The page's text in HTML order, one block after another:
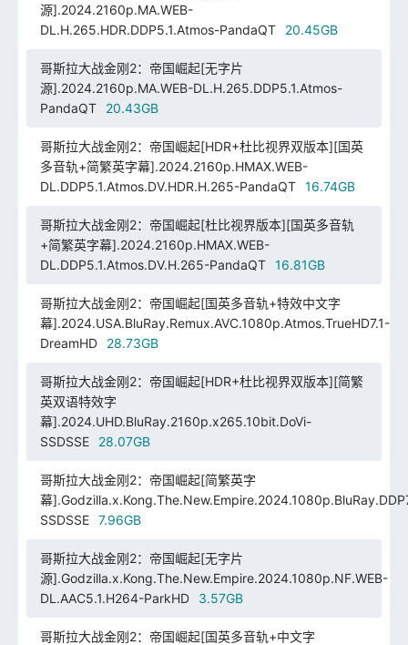
源].2024.2160p.MA.WEB-
DL.H.265.HDR.DDP5.1.Atmos-PandaQT
20.45GB
哥斯拉大战金刚2：帝国崛起[无字片
源].2024.2160p.MA.WEB-DL.H.265.DDP5.1.Atmos-
PandaQT
20.43GB
哥斯拉大战金刚2：帝国崛起[HDR+杜比视界双版本][国英
多音轨+简繁英字幕].2024.2160p.HMAX.WEB-
DL.DDP5.1.Atmos.DV.HDR.H.265-PandaQT
16.74GB
哥斯拉大战金刚2：帝国崛起[杜比视界版本][国英多音轨
+简繁英字幕].2024.2160p.HMAX.WEB-
DL.DDP5.1.Atmos.DV.H.265-PandaQT
16.81GB
哥斯拉大战金刚2：帝国崛起[国英多音轨+特效中文字
幕].2024.USA.BluRay.Remux.AVC.1080p.Atmos.TrueHD7.1-
DreamHD
28.73GB
哥斯拉大战金刚2：帝国崛起[HDR+杜比视界双版本][简繁
英双语特效字
幕].2024.UHD.BluRay.2160p.x265.10bit.DoVi-
SSDSSE
28.07GB
哥斯拉大战金刚2：帝国崛起[简繁英字
幕
SSDSSE
7.96GB
哥斯拉大战金刚2：帝国崛起[无字片
源].Godzilla.x.Kong.The.New.Empire.2024.1080p.NF.WEB-
DL.AAC5.1.H264-ParkHD
3.57GB
哥斯拉大战金刚2：帝国崛起[国英多音轨+中文字